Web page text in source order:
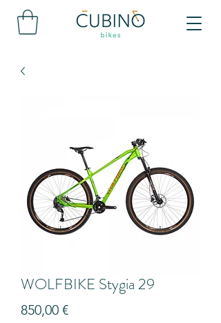
WOLFBIKE Stygia 29
850,00 €Precio